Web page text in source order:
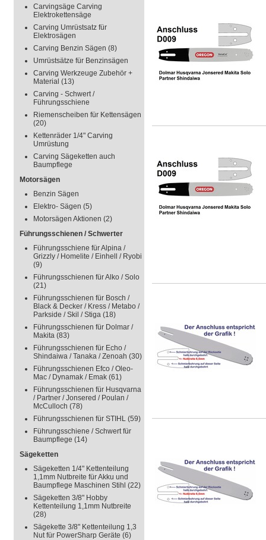
Carvingsäge Carving
Elektrokettensäge
Carving Umrüstsatz für
Elektrosägen
Carving Benzin Sägen (8)
Umrüstsätze für Benzinsägen
Carving Werkzeuge Zubehör +
Material (13)
Carving - Schwert /
Führungsschiene
Riemenscheiben für Kettensägen
(20)
Kettenräder 1/4" Carving
Umrüstung
Carving Sägeketten auch
Baumpflege
Motorsägen
Benzin Sägen
Elektro- Sägen (5)
Motorsägen Aktionen (2)
Führungsschienen / Schwerter
Führungsschiene für Alpina /
Grizzly / Homelite / Einhell / Ryobi
(9)
Führungsschienen für Alko / Solo
(21)
Führungsschienen für Bosch /
Black & Decker / Kress / Metabo /
Parkside / Skil / Stiga (18)
Führungsschienen für Dolmar /
Makita (83)
Führungsschienen für Echo /
Shindaiwa / Tanaka / Zenoah (30)
Führungsschienen Efco / Oleo-
Mac / Dynamak / Emak (61)
Führungsschienen für Husqvarna
/ Partner / Jonsered / Poulan /
McCulloch (78)
Führungsschienen für STIHL (59)
Führungsschiene / Schwert für
Baumpflege (14)
Sägeketten
Sägeketten 1/4" Kettenteilung
1,1mm Nutbreite für Akku und
Baumpflege Maschinen Stihl (22)
Sägeketten 3/8" Hobby
Kettenteilung 1,1mm Nutbreite
(28)
Sägekette 3/8" Kettenteilung 1,3
Nut für PowerSharp Geräte (6)